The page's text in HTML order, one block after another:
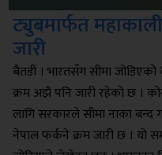
ट्युबमार्फत
जारी
बैतडी । भारतसँग सीमा
क्रम अझै पनि जारी रहेको छ ।
लागि सरकारले सीमा नाका बन्द
नेपाल फर्कने क्रम जारी छ । यो